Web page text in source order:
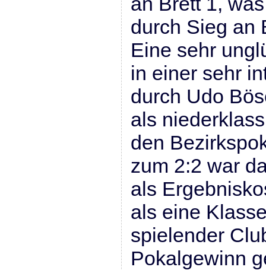
durch Sieg an
Eine sehr
in einer sehr
durch Udo
als
den
zum 2:2 war
als
als eine
spielender
Pokalgewinn